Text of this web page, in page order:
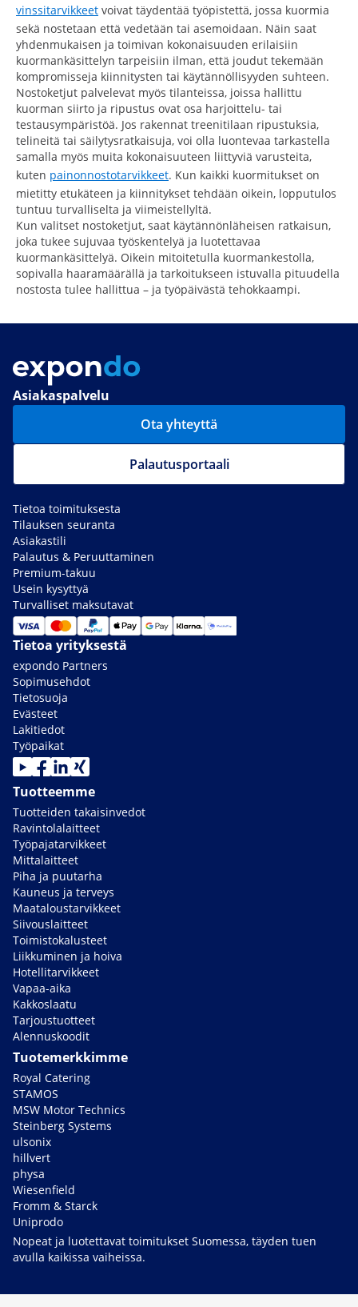
vinssitarvikkeet voivat täydentää työpistettä, jossa kuormia
sekä nostetaan että vedetään tai asemoidaan. Näin saat
yhdenmukaisen ja toimivan kokonaisuuden erilaisiin
kuormankäsittelyn tarpeisiin ilman, että joudut tekemään
kompromisseja kiinnitysten tai käytännöllisyyden suhteen.
Nostoketjut palvelevat myös tilanteissa, joissa hallittu
kuorman siirto ja ripustus ovat osa harjoittelu- tai
testausympäristöä. Jos rakennat treenitilaan ripustuksia,
telineitä tai säilytysratkaisuja, voi olla luontevaa tarkastella
samalla myös muita kokonaisuuteen liittyviä varusteita,
kuten painonnostotarvikkeet. Kun kaikki kuormitukset on
mietitty etukäteen ja kiinnitykset tehdään oikein, lopputulos
tuntuu turvalliselta ja viimeistellyltä.
Kun valitset nostoketjut, saat käytännönläheisen ratkaisun,
joka tukee sujuvaa työskentelyä ja luotettavaa
kuormankäsittelyä. Oikein mitoitetulla kuormankestolla,
sopivalla haaramäärällä ja tarkoitukseen istuvalla pituudella
nostosta tulee hallittua – ja työpäivästä tehokkaampi.
Asiakaspalvelu
Ota yhteyttä
Palautusportaali
Tietoa toimituksesta
Tilauksen seuranta
Asiakastili
Palautus & Peruuttaminen
Premium-takuu
Usein kysyttyä
Turvalliset maksutavat
Tietoa yrityksestä
expondo Partners
Sopimusehdot
Tietosuoja
Evästeet
Lakitiedot
Työpaikat
Tuotteemme
Tuotteiden takaisinvedot
Ravintolalaitteet
Työpajatarvikkeet
Mittalaitteet
Piha ja puutarha
Kauneus ja terveys
Maataloustarvikkeet
Siivouslaitteet
Toimistokalusteet
Liikkuminen ja hoiva
Hotellitarvikkeet
Vapaa-aika
Kakkoslaatu
Tarjoustuotteet
Alennuskoodit
Tuotemerkkimme
Royal Catering
STAMOS
MSW Motor Technics
Steinberg Systems
ulsonix
hillvert
physa
Wiesenfield
Fromm & Starck
Uniprodo
Nopeat ja luotettavat toimitukset Suomessa, täyden tuen
avulla kaikissa vaiheissa.